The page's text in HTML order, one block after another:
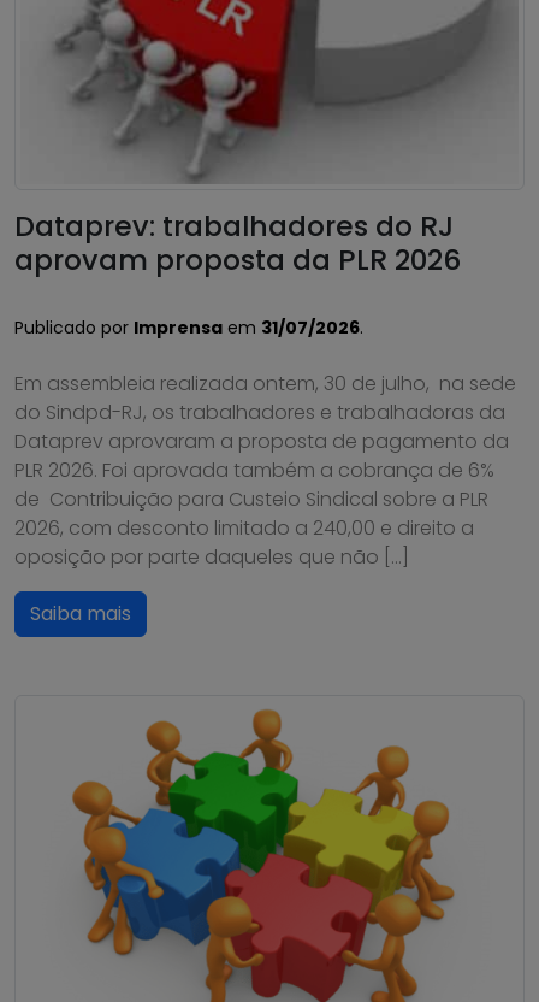
Dataprev: trabalhadores do RJ
aprovam proposta da PLR 2026
Publicado por Imprensa em 31/07/2026.
Em assembleia realizada ontem, 30 de julho, na sede
do Sindpd-RJ, os trabalhadores e trabalhadoras da
Dataprev aprovaram a proposta de pagamento da
PLR 2026. Foi aprovada também a cobrança de 6%
de Contribuição para Custeio Sindical sobre a PLR
2026, com desconto limitado a 240,00 e direito a
oposição por parte daqueles que não […]
Saiba mais